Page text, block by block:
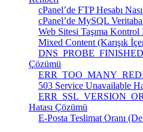
cPanel’de FTP Hesabı
cPanel’de MySQL
Web Sitesi Taşıma
Mixed Content (Karışık
Çözümü
503 Service Unavailable
Hatası Çözümü
E-Posta Teslimat Oranı